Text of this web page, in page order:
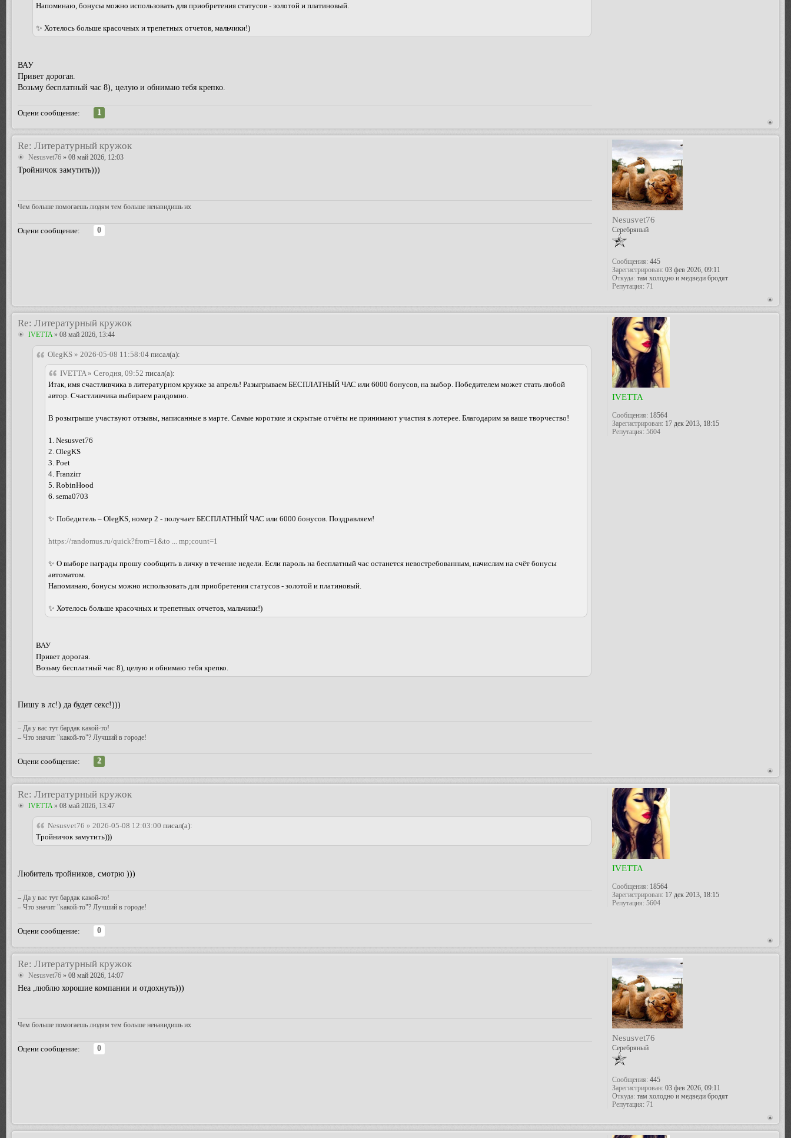
Напоминаю, бонусы можно использовать для приобретения статусов - золотой и платиновый.
✨ Хотелось больше красочных и трепетных отчетов, мальчики!)
ВАУ
Привет дорогая.
Возьму бесплатный час 8), целую и обнимаю тебя крепко.
Оцени сообщение: 1
Re: Литературный кружок
Nesusvet76 » 08 май 2026, 12:03
Тройничок замутить)))
Чем больше помогаешь людям тем больше ненавидишь их
Оцени сообщение: 0
Nesusvet76
Серебряный
Сообщения:445
Зарегистрирован:03 фев 2026, 09:11
Откуда:там холодно и медведи бродят
Репутация: 71
Re: Литературный кружок
IVETTA » 08 май 2026, 13:44
OlegKS » 2026-05-08 11:58:04 писал(а):
IVETTA » Сегодня, 09:52 писал(а):
Итак, имя счастливчика в литературном кружке за апрель! Разыгрываем БЕСПЛАТНЫЙ ЧАС или 6000 бонусов, на выбор. Победителем может стать любой
автор. Счастливчика выбираем рандомно.
В розыгрыше участвуют отзывы, написанные в марте. Самые короткие и скрытые отчёты не принимают участия в лотерее. Благодарим за ваше творчество!
1. Nesusvet76
2. OlegKS
3. Poet
4. Franzirr
5. RobinHood
6. sema0703
✨ Победитель – OlegKS, номер 2 - получает БЕСПЛАТНЫЙ ЧАС или 6000 бонусов. Поздравляем!
https://randomus.ru/quick?from=1&to ... mp;count=1
✨ О выборе награды прошу сообщить в личку в течение недели. Если пароль на бесплатный час останется невостребованным, начислим на счёт бонусы
автоматом.
Напоминаю, бонусы можно использовать для приобретения статусов - золотой и платиновый.
✨ Хотелось больше красочных и трепетных отчетов, мальчики!)
ВАУ
Привет дорогая.
Возьму бесплатный час 8), целую и обнимаю тебя крепко.
Пишу в лс!) да будет секс!)))
– Да у вас тут бардак какой-то!
– Что значит "какой-то"? Лучший в городе!
Оцени сообщение: 2
IVETTA
Сообщения:18564
Зарегистрирован:17 дек 2013, 18:15
Репутация: 5604
Re: Литературный кружок
IVETTA» 08 май 2026, 13:47
Nesusvet76 » 2026-05-08 12:03:00 писал(а):
Тройничок замутить)))
Любитель тройников, смотрю )))
– Да у вас тут бардак какой-то!
– Что значит "какой-то"? Лучший в городе!
Оцени сообщение: 0
IVETTA
Сообщения:18564
Зарегистрирован:17 дек 2013, 18:15
Репутация: 5604
Re: Литературный кружок
Nesusvet76 » 08 май 2026, 14:07
Неа ,люблю хорошие компании и отдохнуть)))
Чем больше помогаешь людям тем больше ненавидишь их
Оцени сообщение: 0
Nesusvet76
Серебряный
Сообщения:445
Зарегистрирован:03 фев 2026, 09:11
Откуда:там холодно и медведи бродят
Репутация: 71